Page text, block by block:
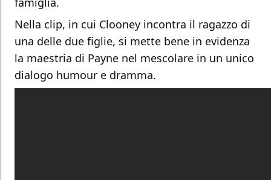
Nella clip, in cui Clooney incontra il ragazzo di
una delle due figlie, si mette bene in evidenza
la maestria di Payne nel mescolare in un unico
dialogo humour e dramma.